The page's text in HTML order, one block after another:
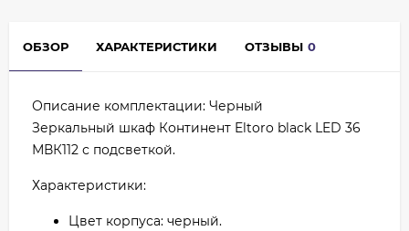
ОБЗОР ХАРАКТЕРИСТИКИ ОТЗЫВЫ 0
Описание комплектации: Черный
Зеркальный шкаф Континент Eltoro black LED 36
МВК112 с подсветкой.
Характеристики:
Цвет корпуса: черный.